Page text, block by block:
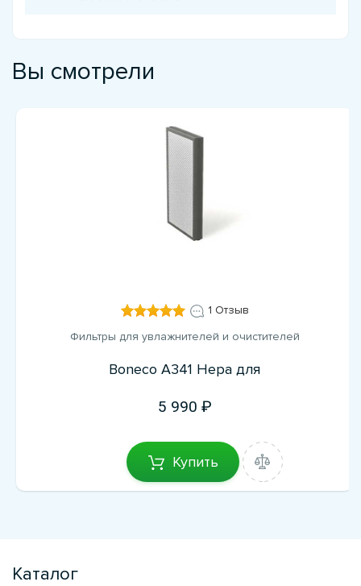
Вы смотрели
1 Отзыв
Фильтры для увлажнителей и очистителей
Boneco A341 Hepa для
5 990
Купить
Каталог